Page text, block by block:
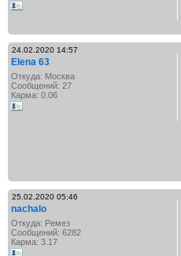
24.02.2020 14:57
Elena 63
Откуда: Москва
Сообщений: 27
Карма: 0.06
25.02.2020 05:46
nachalo
Откуда: Ремез
Сообщений: 6282
Карма: 3.17